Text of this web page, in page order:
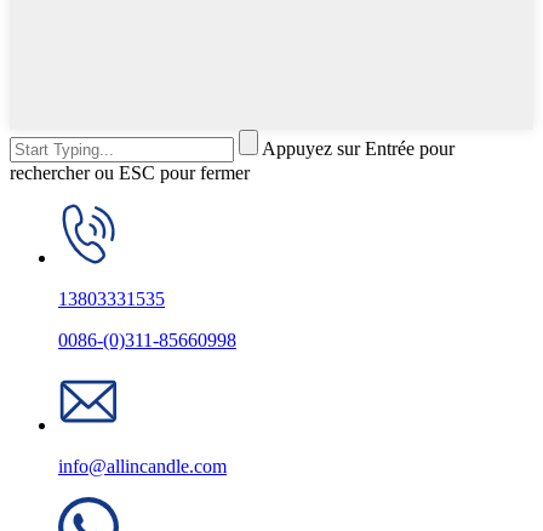
Appuyez sur Entrée pour
rechercher ou ESC pour fermer
13803331535
0086-(0)311-85660998
info@allincandle.com